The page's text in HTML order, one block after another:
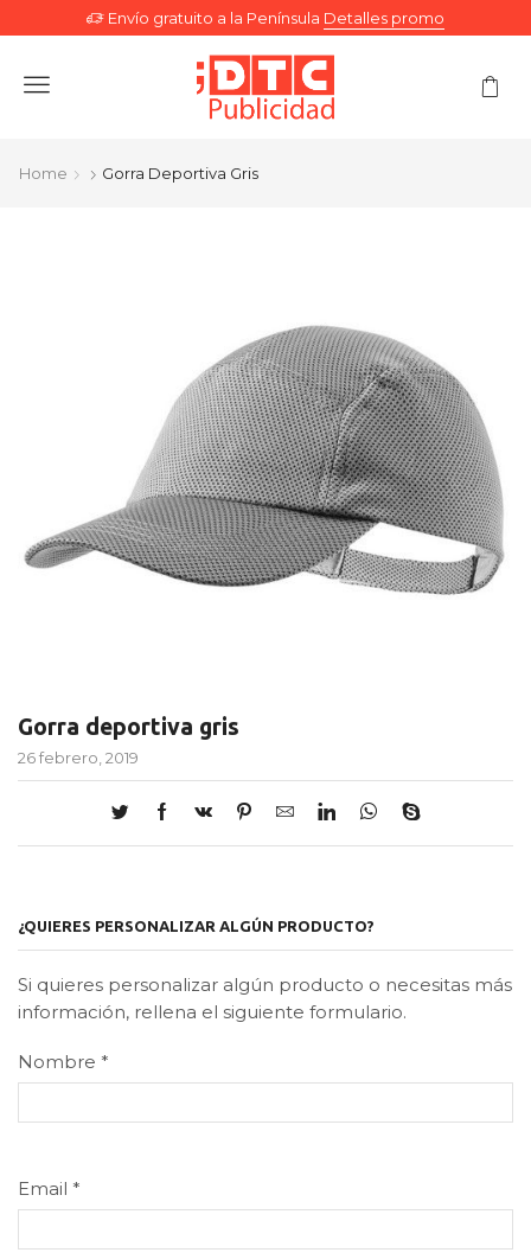
Envío gratuito a la Península Detalles promo
Menu
Home Gorra Deportiva Gris
Gorra deportiva gris
26 febrero, 2019
¿QUIERES PERSONALIZAR ALGÚN PRODUCTO?
Si quieres personalizar algún producto o necesitas más
información, rellena el siguiente formulario.
Nombre *
Email *